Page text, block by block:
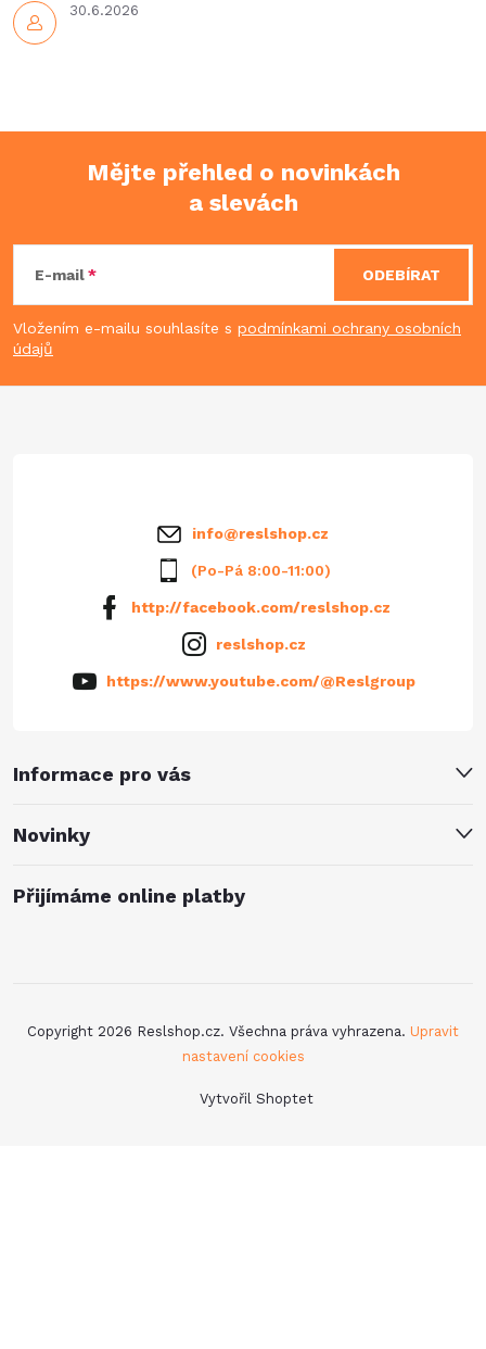
30.6.2026
p
a
Mějte přehled o novinkách
a slevách
E-mail
Vložením e-mailu souhlasíte s podmínkami ochrany osobních
údajů
ODEBÍRAT
Informace pro vás
Novinky
info@reslshop.cz
(Po-Pá 8:00-11:00)
http://facebook.com/reslshop.cz
reslshop.cz
https://www.youtube.com/@Reslgroup
Přijímáme online platby
Vytvořil Shoptet
Copyright 2026 Reslshop.cz. Všechna práva vyhrazena. Upravit
nastavení cookies